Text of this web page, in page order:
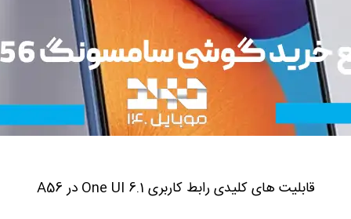
قابلیت های کلیدی رابط کاربری One UI 6.1 در A56